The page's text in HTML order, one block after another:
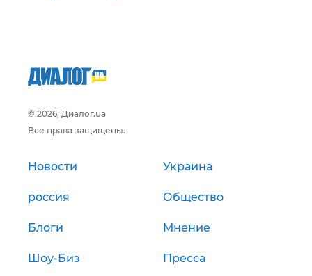
© 2026, Диалог.ua
Все права защищены.
Новости Украина
россия Общество
Блоги Мнение
Шоу-Биз Пресса